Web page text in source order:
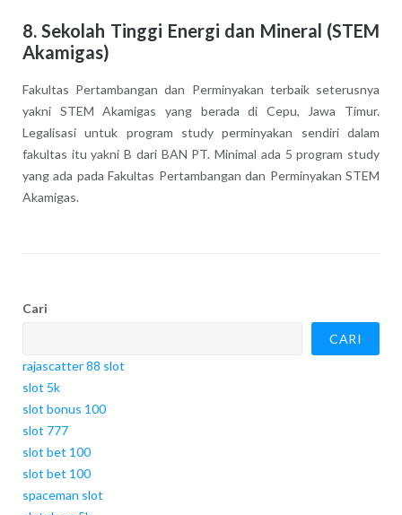
8. Sekolah Tinggi Energi dan Mineral (STEM
Akamigas)
Fakultas Pertambangan dan Perminyakan terbaik seterusnya
yakni STEM Akamigas yang berada di Cepu, Jawa Timur.
Legalisasi untuk program study perminyakan sendiri dalam
fakultas itu yakni B dari BAN PT. Minimal ada 5 program study
yang ada pada Fakultas Pertambangan dan Perminyakan STEM
Akamigas.
Cari
CARI
rajascatter 88 slot
slot 5k
slot bonus 100
slot 777
slot bet 100
slot bet 100
spaceman slot